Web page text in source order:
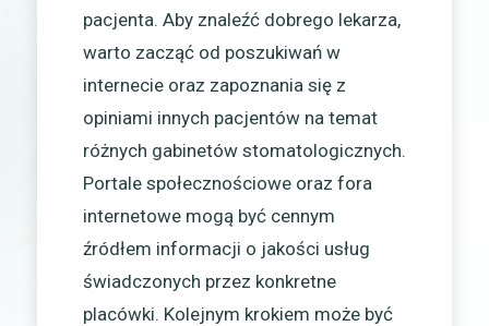
pacjenta. Aby znaleźć dobrego lekarza,
warto zacząć od poszukiwań w
internecie oraz zapoznania się z
opiniami innych pacjentów na temat
różnych gabinetów stomatologicznych.
Portale społecznościowe oraz fora
internetowe mogą być cennym
źródłem informacji o jakości usług
świadczonych przez konkretne
placówki. Kolejnym krokiem może być